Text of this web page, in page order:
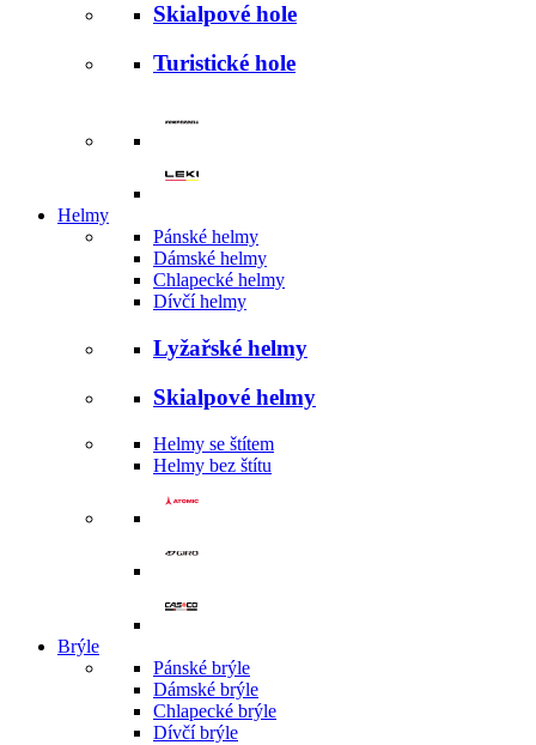
Skialpové hole
Turistické hole
Helmy
Pánské helmy
Dámské helmy
Chlapecké helmy
Dívčí helmy
Lyžařské helmy
Skialpové helmy
Helmy se štítem
Helmy bez štítu
Brýle
Pánské brýle
Dámské brýle
Chlapecké brýle
Dívčí brýle